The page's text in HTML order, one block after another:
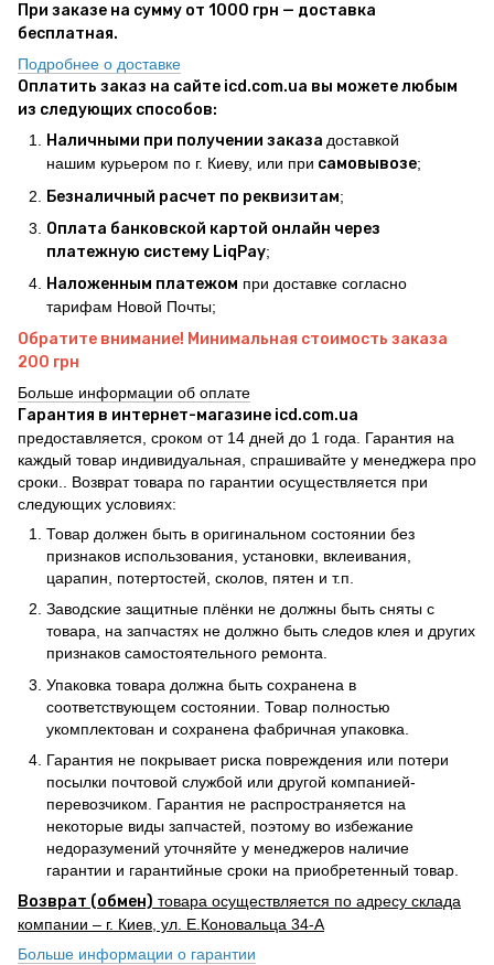
При заказе на сумму от 1000 грн — доставка
бесплатная.
Подробнее о доставке
Оплатить заказ на сайте icd.com.ua вы можете любым
из следующих способов:
Наличными при получении заказа доставкой
нашим курьером по г. Киеву, или при самовывозе;
Безналичный расчет по реквизитам;
Оплата банковской картой онлайн через
платежную систему LiqPay;
Наложенным платежом при доставке согласно
тарифам Новой Почты;
Обратите внимание! Минимальная стоимость заказа
200 грн
Больше информации об оплате
Гарантия в интернет-магазине icd.com.ua
предоставляется, сроком от 14 дней до 1 года. Гарантия на
каждый товар индивидуальная, спрашивайте у менеджера про
сроки.. Возврат товара по гарантии осуществляется при
следующих условиях:
Товар должен быть в оригинальном состоянии без
признаков использования, установки, вклеивания,
царапин, потертостей, сколов, пятен и т.п.
Заводские защитные плёнки не должны быть сняты с
товара, на запчастях не должно быть следов клея и других
признаков самостоятельного ремонта.
Упаковка товара должна быть сохранена в
соответствующем состоянии. Товар полностью
укомплектован и сохранена фабричная упаковка.
Гарантия не покрывает риска повреждения или потери
посылки почтовой службой или другой компанией-
перевозчиком. Гарантия не распространяется на
некоторые виды запчастей, поэтому во избежание
недоразумений уточняйте у менеджеров наличие
гарантии и гарантийные сроки на приобретенный товар.
Возврат (обмен) товара осуществляется по адресу склада
компании – г. Киев, ул. Е.Коновальца 34-А
Больше информации о гарантии